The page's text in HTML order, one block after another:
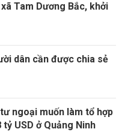
Tam Dương Bắc, khởi
dân cần được chia sẻ
ngoại muốn làm tổ hợp
USD ở Quảng Ninh